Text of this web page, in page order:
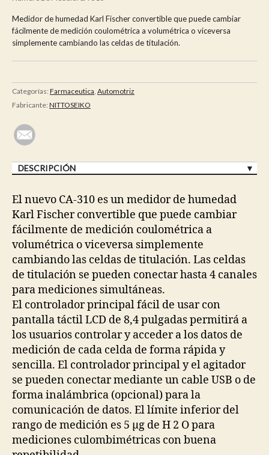
Medidor de humedad Karl Fischer convertible que puede cambiar
fácilmente de medición coulométrica a volumétrica o viceversa
simplemente cambiando las celdas de titulación.
Categorías: Farmaceutica, Automotriz
Fabricante: NITTOSEIKO
DESCRIPCIÓN
El nuevo CA-310 es un medidor de humedad
Karl Fischer convertible que puede cambiar
fácilmente de medición coulométrica a
volumétrica o viceversa simplemente
cambiando las celdas de titulación. Las celdas
de titulación se pueden conectar hasta 4 canales
para mediciones simultáneas.
El controlador principal fácil de usar con
pantalla táctil LCD de 8,4 pulgadas permitirá a
los usuarios controlar y acceder a los datos de
medición de cada celda de forma rápida y
sencilla. El controlador principal y el agitador
se pueden conectar mediante un cable USB o de
forma inalámbrica (opcional) para la
comunicación de datos. El límite inferior del
rango de medición es 5 μg de H 2 O para
mediciones culombimétricas con buena